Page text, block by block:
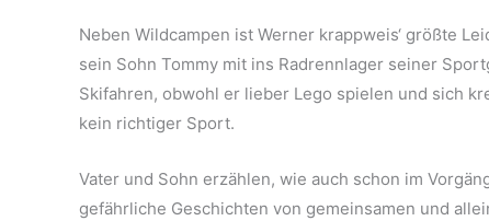
Neben Wildcampen ist Werner krappweis‘ größte
sein Sohn Tommy mit ins Radrennlager seiner
Skifahren, obwohl er lieber Lego spielen und sich
kein richtiger Sport.
Vater und Sohn erzählen, wie auch schon im
gefährliche Geschichten von gemeinsamen und